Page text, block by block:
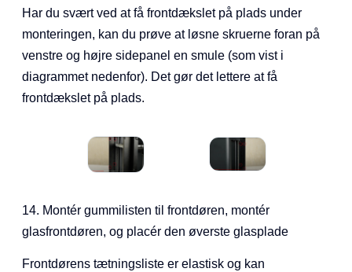
Har du svært ved at få frontdækslet på plads under
monteringen, kan du prøve at løsne skruerne foran på
venstre og højre sidepanel en smule (som vist i
diagrammet nedenfor). Det gør det lettere at få
frontdækslet på plads.
14. Montér gummilisten til frontdøren, montér
glasfrontdøren, og placér den øverste glasplade
Frontdørens tætningsliste er elastisk og kan